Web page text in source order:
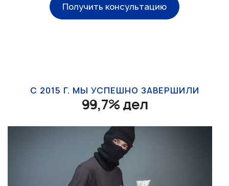
Получить консультацию
С 2015 Г. МЫ УСПЕШНО ЗАВЕРШИЛИ
99,7% дел